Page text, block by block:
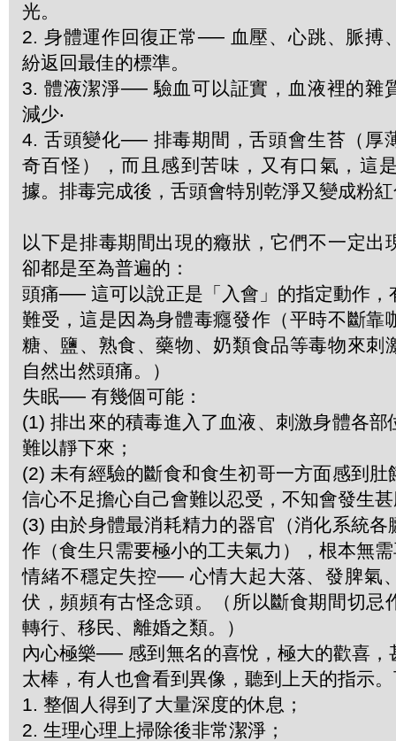
光。
2. 身體運作回復正常── 血壓、心跳、脈搏
紛返回最佳的標準。
3. 體液潔淨── 驗血可以証實，血液裡的雜
減少‧
4. 舌頭變化── 排毒期間，舌頭會生苔（厚
奇百怪），而且感到苦味，又有口氣，這
據。排毒完成後，舌頭會特別乾淨又變成粉
以下是排毒期間出現的癥狀，它們不一定出
卻都是至為普遍的：
頭痛── 這可以說正是「入會」的指定動作，
難受，這是因為身體毒癮發作（平時不斷靠
糖、鹽、熟食、藥物、奶類食品等毒物來刺
自然出然頭痛。）
失眠── 有幾個可能：
(1) 排出來的積毒進入了血液、刺激身體各部
難以靜下來；
(2) 未有經驗的斷食和食生初哥一方面感到肚
信心不足擔心自己會難以忍受，不知會發生
(3) 由於身體最消耗精力的器官（消化系統各
作（食生只需要極小的工夫氣力），根本無
情緒不穩定失控── 心情大起大落、發脾氣
伏，頻頻有古怪念頭。（所以斷食期間切忌
轉行、移民、離婚之類。）
內心極樂── 感到無名的喜悅，極大的歡喜，
太棒，有人也會看到異像，聽到上天的指示
1. 整個人得到了大量深度的休息；
2. 生理心理上掃除後非常潔淨；